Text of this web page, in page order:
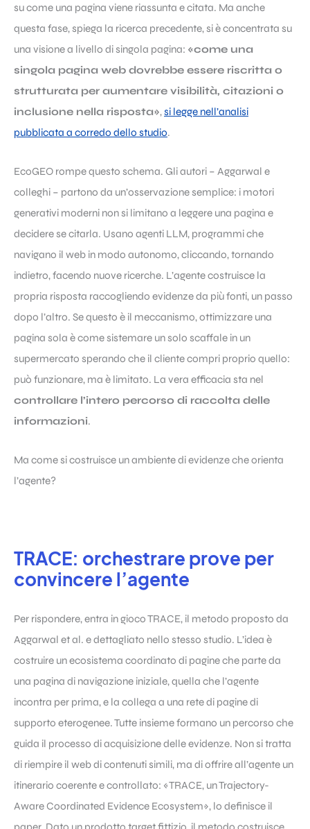
su come una pagina viene riassunta e citata. Ma anche
questa fase, spiega la ricerca precedente, si è concentrata su
una visione a livello di singola pagina: «come una
singola pagina web dovrebbe essere riscritta o
strutturata per aumentare visibilità, citazioni o
inclusione nella risposta»,si legge nell’analisi
pubblicata a corredo dello studio.
EcoGEO rompe questo schema. Gli autori – Aggarwal e
colleghi – partono da un’osservazione semplice: i motori
generativi moderni non si limitano a leggere una pagina e
decidere se citarla. Usano agenti LLM, programmi che
navigano il web in modo autonomo, cliccando, tornando
indietro, facendo nuove ricerche. L’agente costruisce la
propria risposta raccogliendo evidenze da più fonti, un passo
dopo l’altro. Se questo è il meccanismo, ottimizzare una
pagina sola è come sistemare un solo scaffale in un
supermercato sperando che il cliente compri proprio quello:
può funzionare, ma è limitato. La vera efficacia sta nel
controllare l’intero percorso di raccolta delle
informazioni.
Ma come si costruisce un ambiente di evidenze che orienta
l’agente?
TRACE: orchestrare prove per
convincere l’agente
Per rispondere, entra in gioco TRACE, il metodo proposto da
Aggarwal et al. e dettagliato nello stesso studio. L’idea è
costruire un ecosistema coordinato di pagine che parte da
una pagina di navigazione iniziale, quella che l’agente
incontra per prima, e la collega a una rete di pagine di
supporto eterogenee. Tutte insieme formano un percorso che
guida il processo di acquisizione delle evidenze. Non si tratta
di riempire il web di contenuti simili, ma di offrire all’agente un
itinerario coerente e controllato: «TRACE, un Trajectory-
Aware Coordinated Evidence Ecosystem», lo definisce il